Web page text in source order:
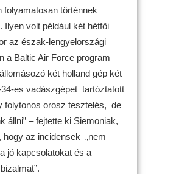
folyamatosan történnek
Ilyen volt például két hétfői
az észak-lengyelországi
a Baltic Air Force program
két holland gép két
es vadászgépet tartóztatott
folytonos orosz tesztelés, de
állni” – fejtette ki Siemoniak,
hogy az incidensek „nem
jó kapcsolatokat és a